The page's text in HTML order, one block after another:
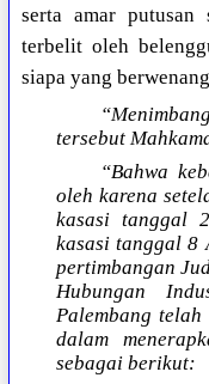
serta amar putusan
terbelit oleh
siapa yang
tersebut
“Bahwa
oleh karena
kasasi tanggal
kasasi tanggal 8
pertimbangan
Hubungan
Palembang
dalam
sebagai berikut: